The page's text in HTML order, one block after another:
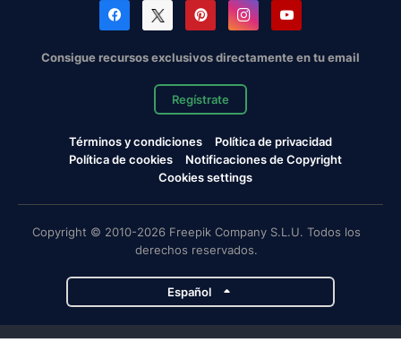
Consigue recursos exclusivos directamente en tu email
Regístrate
Términos y condiciones
Política de privacidad
Política de cookies
Notificaciones de Copyright
Cookies settings
Copyright © 2010-2026 Freepik Company S.L.U. Todos los
derechos reservados.
Español